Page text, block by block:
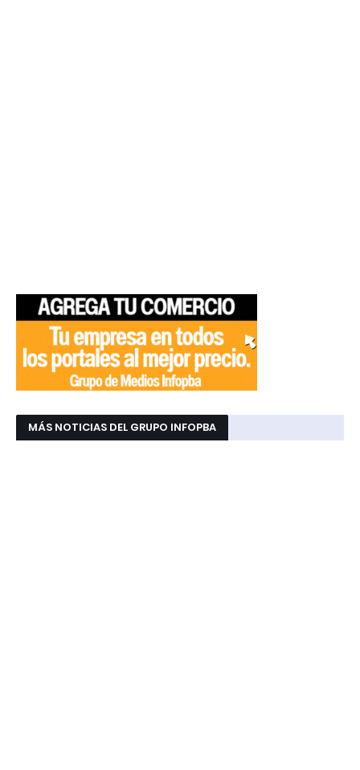
MÁS NOTICIAS DEL GRUPO INFOPBA